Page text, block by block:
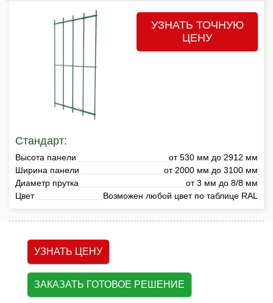
УЗНАТЬ ТОЧНУЮ
ЦЕНУ
Стандарт:
Высота панели
от 530 мм до 2912 мм
Ширина панели
от 2000 мм до 3100 мм
Диаметр прутка
от 3 мм до 8/8 мм
Цвет
Возможен любой цвет по таблице RAL
УЗНАТЬ ЦЕНУ
ЗАКАЗАТЬ ГОТОВОЕ РЕШЕНИЕ